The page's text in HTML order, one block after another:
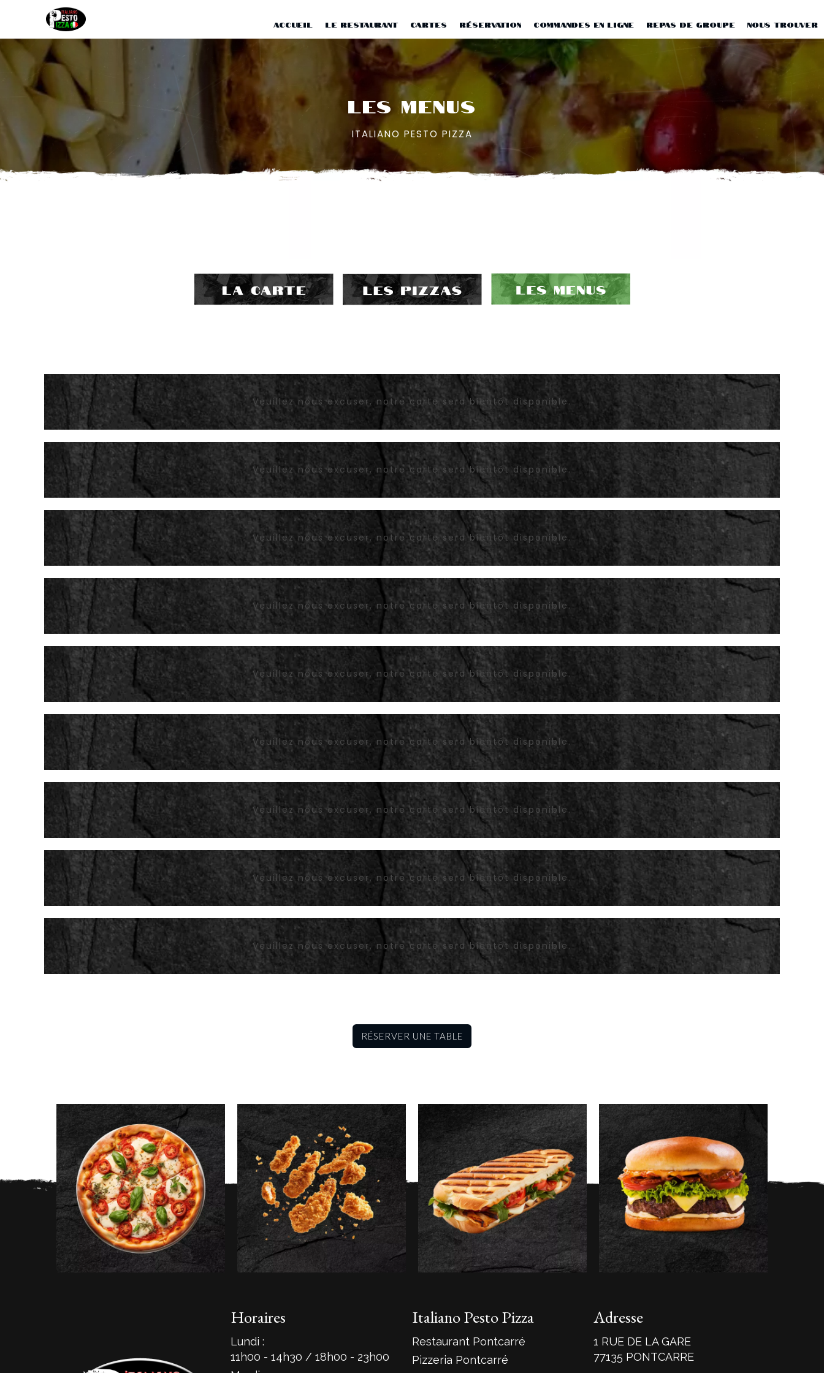
ACCUEIL LE RESTAURANT CARTES RÉSERVATION COMMANDES EN LIGNE REPAS DE GROUPE NOUS TROUVER
LES MENUS
ITALIANO PESTO PIZZA
Veuillez nous excuser, notre carte sera bientôt disponible.
Veuillez nous excuser, notre carte sera bientôt disponible.
Veuillez nous excuser, notre carte sera bientôt disponible.
Veuillez nous excuser, notre carte sera bientôt disponible.
Veuillez nous excuser, notre carte sera bientôt disponible.
Veuillez nous excuser, notre carte sera bientôt disponible.
Veuillez nous excuser, notre carte sera bientôt disponible.
Veuillez nous excuser, notre carte sera bientôt disponible.
Veuillez nous excuser, notre carte sera bientôt disponible.
RÉSERVER UNE TABLE
Horaires
Lundi :
11h00 - 14h30 / 18h00 - 23h00
Italiano Pesto Pizza
Restaurant Pontcarré
Pizzeria Pontcarré
Adresse
1 RUE DE LA GARE
77135 PONTCARRE